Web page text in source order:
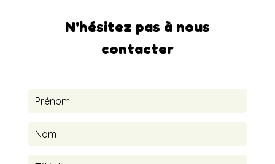
N'hésitez pas à nous
contacter